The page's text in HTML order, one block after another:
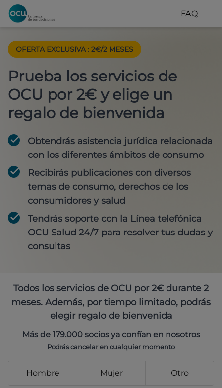
FAQ
OFERTA EXCLUSIVA : 2€/2 MESES
Prueba los servicios de
OCU por 2€ y elige un
regalo de bienvenida
Obtendrás asistencia jurídica relacionada
con los diferentes ámbitos de consumo
Recibirás publicaciones con diversos
temas de consumo, derechos de los
consumidores y salud
Tendrás soporte con la Línea telefónica
OCU Salud 24/7 para resolver tus dudas y
consultas
Todos los servicios de OCU por 2€ durante 2
meses. Además, por tiempo limitado, podrás
elegir regalo de bienvenida
Más de 179.000 socios ya confían en nosotros
Podrás cancelar en cualquier momento
Hombre Mujer Otro